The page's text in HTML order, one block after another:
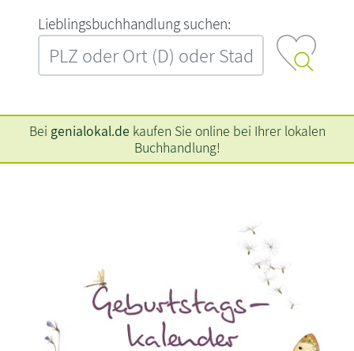
L‍i‍e‍b‍l‍i‍n‍g‍s‍b‍u‍c‍h‍h‍a‍n‍d‍l‍u‍n‍g‍ ‍s‍u‍c‍h‍e‍n‍:‍
Bei genialokal.de kaufen Sie online bei Ihrer lokalen
Buchhandlung!